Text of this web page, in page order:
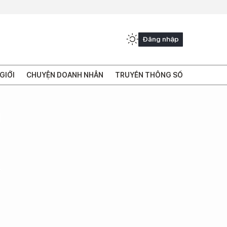
Đăng nhập
CHUYỆN DOANH NHÂN TRUYỀN THÔNG SỐ